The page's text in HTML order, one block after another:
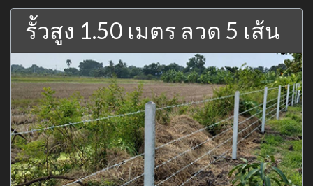
รั้วสูง 1.50 เมตร ลวด 5 เส้น